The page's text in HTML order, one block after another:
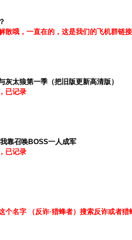
散哦，一直在的，这是我们的飞机群
灰太狼第一季（把旧版更新高清版）
已记录
靠召唤BOSS一人成军
已记录
个名字 （反诈·猎蜂者）搜索反诈或者猎